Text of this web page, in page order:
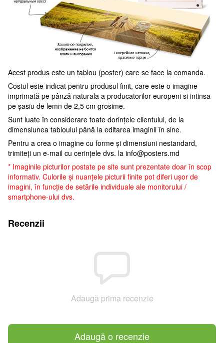
Acest produs este un tablou (poster) care se face la comanda.
Costul este indicat pentru produsul finit, care este o imagine
imprimată pe pânză naturala a producatorilor europeni si intinsa
pe șasiu de lemn de 2,5 cm grosime.
Sunt luate în considerare toate dorințele clientului, de la
dimensiunea tabloului până la editarea imaginii în sine.
Pentru a crea o imagine cu forme și dimensiuni nestandard,
trimiteți un e-mail cu cerințele dvs. la info@posters.md
* Imaginile picturilor postate pe site sunt prezentate doar în scop
informativ. Culorile și nuanțele picturii finite pot diferi ușor de
imagini, în funcție de setările individuale ale monitorului /
smartphone-ului dvs.
Recenzii
Adaugă prima recenzie
Adaugă o recenzie